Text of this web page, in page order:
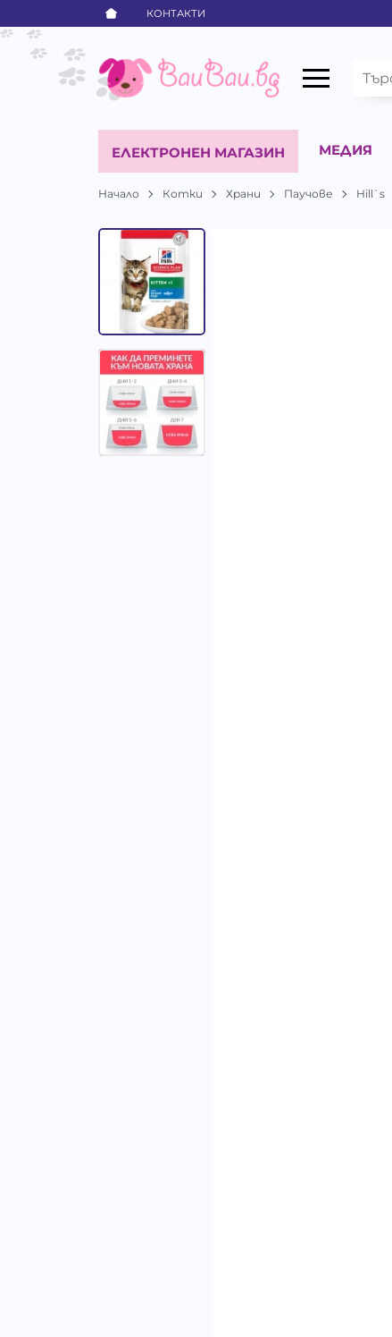
КОНТАКТИ
ЕЛЕКТРОНЕН МАГАЗИН МЕДИЯ
Начало Котки Храни Паучове Hill`s